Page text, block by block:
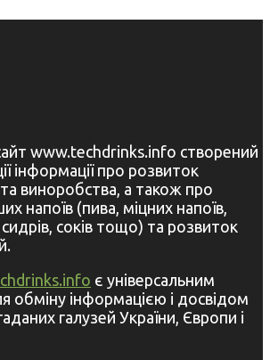
www.techdrinks.info створений
інформації про розвиток
виноробства, а також про
напоїв (пива, міцних напоїв,
соків тощо) та розвиток
є універсальним
обміну інформацією і досвідом
галузей України, Європи і